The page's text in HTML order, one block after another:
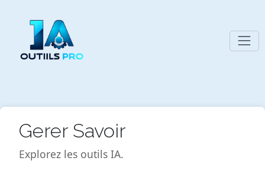
Gerer Savoir
Explorez les outils IA.